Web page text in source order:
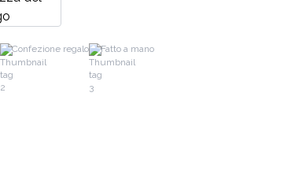
Confezione regalo Fatto a mano